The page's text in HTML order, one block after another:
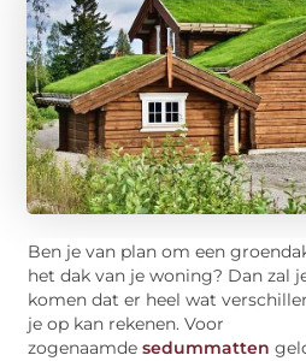
Ben je van plan om een
het dak van je woning? Dan zal
komen dat er heel wat
je op kan rekenen. Voor
zogenaamdesedummatten